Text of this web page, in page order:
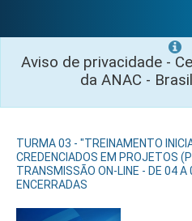
Aviso de privacidade -
da ANAC -
TURMA 03 - "TREINAMENTO
CREDENCIADOS EM PROJETOS
TRANSMISSÃO ON-LINE - DE 04 A
ENCERRADAS